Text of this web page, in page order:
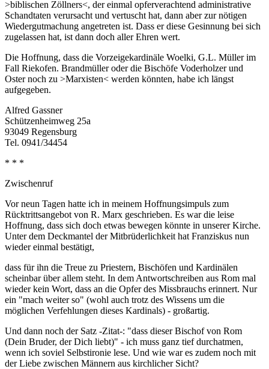
>biblischen Zöllners<, der einmal opferverachtend administrative
Schandtaten verursacht und vertuscht hat, dann aber zur nötigen
Wiedergutmachung angetreten ist. Dass er diese Gesinnung bei sich
zugelassen hat, ist dann doch aller Ehren wert.
Die Hoffnung, dass die Vorzeigekardinäle Woelki, G.L. Müller im
Fall Riekofen. Brandmüller oder die Bischöfe Voderholzer und
Oster noch zu >Marxisten< werden könnten, habe ich längst
aufgegeben.
Alfred Gassner
Schützenheimweg 25a
93049 Regensburg
Tel. 0941/34454
* * *
Zwischenruf
Vor neun Tagen hatte ich in meinem Hoffnungsimpuls zum
Rücktrittsangebot von R. Marx geschrieben. Es war die leise
Hoffnung, dass sich doch etwas bewegen könnte in unserer Kirche.
Unter dem Deckmantel der Mitbrüderlichkeit hat Franziskus nun
wieder einmal bestätigt,
dass für ihn die Treue zu Priestern, Bischöfen und Kardinälen
scheinbar über allem steht. In dem Antwortschreiben aus Rom mal
wieder kein Wort, dass an die Opfer des Missbrauchs erinnert. Nur
ein "mach weiter so" (wohl auch trotz des Wissens um die
möglichen Verfehlungen dieses Kardinals) - großartig.
Und dann noch der Satz -Zitat-: "dass dieser Bischof von Rom
(Dein Bruder, der Dich liebt)" - ich muss ganz tief durchatmen,
wenn ich soviel Selbstironie lese. Und wie war es zudem noch mit
der Liebe zwischen Männern aus kirchlicher Sicht?